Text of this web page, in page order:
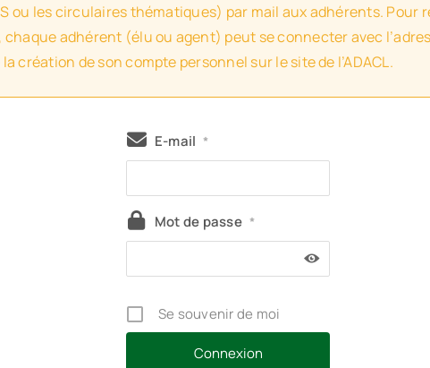
ou les circulaires thématiques) par mail aux adhérents.
chaque adhérent (élu ou agent) peut se connecter avec
création de son compte personnel sur le site de l’ADACL.
E-mail *
Mot de passe *
Se souvenir de moi